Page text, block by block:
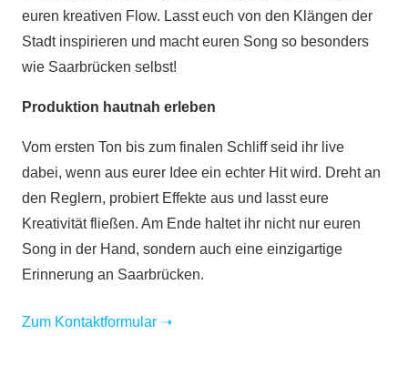
euren kreativen Flow. Lasst euch von den Klängen der
Stadt inspirieren und macht euren Song so besonders
wie Saarbrücken selbst!
Produktion hautnah erleben
Vom ersten Ton bis zum finalen Schliff seid ihr live
dabei, wenn aus eurer Idee ein echter Hit wird. Dreht an
den Reglern, probiert Effekte aus und lasst eure
Kreativität fließen. Am Ende haltet ihr nicht nur euren
Song in der Hand, sondern auch eine einzigartige
Erinnerung an Saarbrücken.
Zum Kontaktformular ➝